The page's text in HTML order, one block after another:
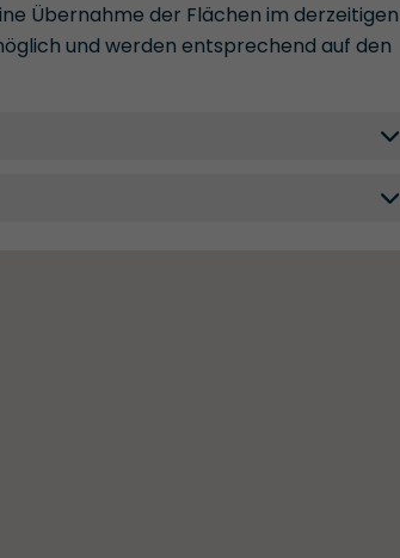
Übernahme der Flächen im derzeitigen
und werden entsprechend auf den